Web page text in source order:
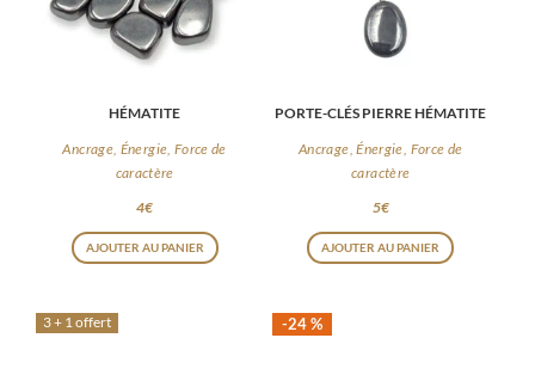
HÉMATITE
Ancrage, Énergie, Force de
caractère
4€
AJOUTER AU PANIER
PORTE-CLÉS PIERRE HÉMATITE
Ancrage, Énergie, Force de
caractère
5€
AJOUTER AU PANIER
3 + 1 offert -24 %